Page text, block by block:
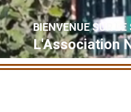
BIENVENUE SUR LE
L'Association